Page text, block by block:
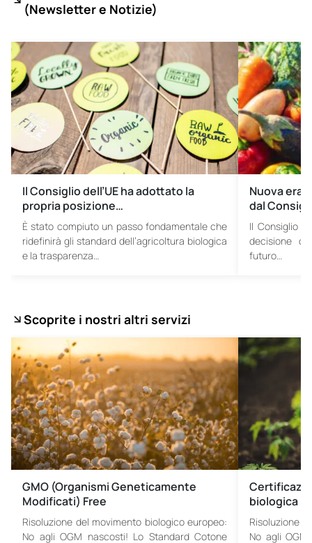
(Newsletter e Notizie)
Il Consiglio dell’UE ha adottato la
propria posizione…
È stato compiuto un passo fondamentale che
ridefinirà gli standard dell’agricoltura biologica
e la trasparenza…
Nuova era
dal
Il Consiglio
decisione
futuro…
Scoprite i nostri altri servizi
GMO (Organismi Geneticamente
Modificati) Free
Risoluzione del movimento biologico europeo:
No agli OGM nascosti! Lo Standard Cotone
biologica
Risoluzione
No agli OGM